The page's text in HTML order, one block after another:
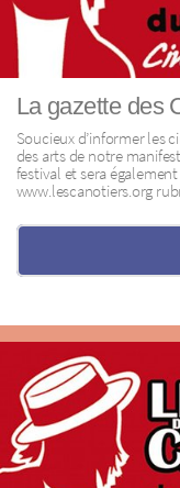
La gazette des
Soucieux d’informer les
des arts de notre
festival et sera
www.lescanotiers.org